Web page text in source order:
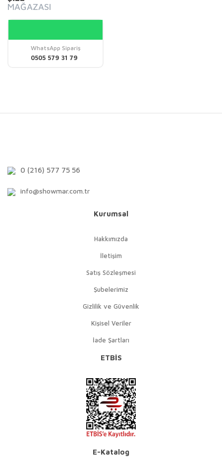
MAĞAZASI
WhatsApp Sipariş
0505 579 31 79
0 (216) 577 75 56
info@showmar.com.tr
Kurumsal
Hakkımızda
İletişim
Satış Sözleşmesi
Şubelerimiz
Gizlilik ve Güvenlik
Kişisel Veriler
İade Şartları
ETBİS
E-Katalog